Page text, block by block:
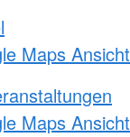
Maps Ansicht
Maps Ansicht